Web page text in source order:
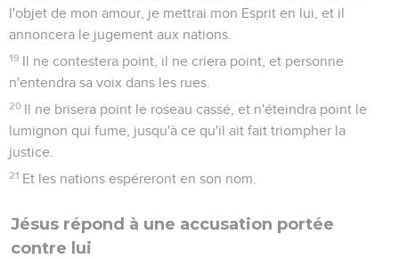
l'objet de mon amour, je mettrai mon Esprit en lui, et il
annoncera le jugement aux nations.
19 Il ne contestera point, il ne criera point, et personne
n'entendra sa voix dans les rues.
20 Il ne brisera point le roseau cassé, et n'éteindra point le
lumignon qui fume, jusqu'à ce qu'il ait fait triompher la
justice.
21 Et les nations espéreront en son nom.
Jésus répond à une accusation portée
contre lui